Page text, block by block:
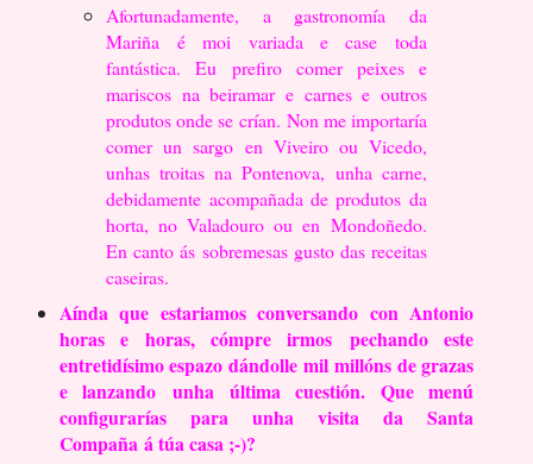
Afortunadamente, a gastronomía da
Mariña é moi variada e case toda
fantástica. Euprefiro comer peixes e
mariscos na beiramar e carnes e outros
produtos onde se crían. Non me importaría
comer un sargo en Viveiro ou Vicedo,
unhas troitas na Pontenova, unha carne,
debidamente acompañada de produtos da
horta, no Valadouro ou en Mondoñedo.
En canto ás sobremesas gusto das receitas
caseiras.
Aínda que estariamos conversando con Antonio
horas e horas, cómpre irmos pechando este
entretidísimo espazo dándolle mil millóns de grazas
e lanzando unha última cuestión. Que menú
configurarías para unha visita da Santa
Compaña á túa casa ;-)?